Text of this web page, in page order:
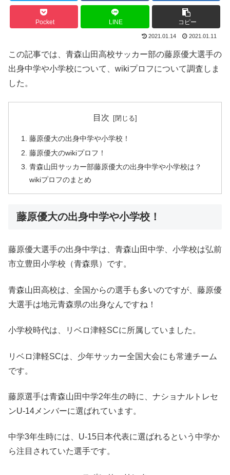
Pocket LINE コピー
2021.01.14 2021.01.11
この記事では、青森山田高校サッカー部の藤原優大選手の
出身中学や小学校について、wikiプロフについて調査しま
した。
目次
藤原優大の出身中学や小学校！
藤原優大のwikiプロフ！
青森山田サッカー部藤原優大の出身中学や小学校は？
wikiプロフのまとめ
藤原優大の出身中学や小学校！
藤原優大選手の出身中学は、青森山田中学、小学校は弘前
市立豊田小学校（青森県）です。
青森山田高校は、全国からの選手も多いのですが、藤原優
大選手は地元青森県の出身なんですね！
小学校時代は、リベロ津軽SCに所属していました。
リベロ津軽SCは、少年サッカー全国大会にも常連チーム
です。
藤原選手は青森山田中学2年生の時に、ナショナルトレセ
ンU-14メンバーに選ばれています。
中学3年生時には、U-15日本代表に選ばれるという中学か
ら注目されていた選手です。